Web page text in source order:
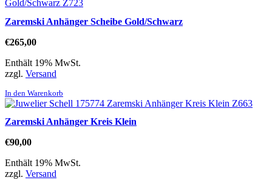
Zaremski Anhänger Scheibe Gold/Schwarz
€265,00
Enthält 19% MwSt.
zzgl. Versand
In den Warenkorb
Zaremski Anhänger Kreis Klein
€90,00
Enthält 19% MwSt.
zzgl. Versand